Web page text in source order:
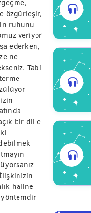
özgürleşir,
ruhunu
veriyor
ederken,
ne
Tabi
bir dille
haline
yöntemdir